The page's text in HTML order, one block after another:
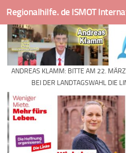
Skip to content
ANDREAS KLAMM: BITTE AM 22.
BEI DER LANDTAGSWAHL DIE